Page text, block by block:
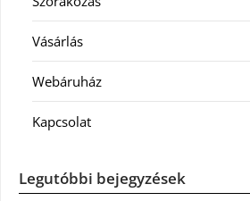
Vásárlás
Webáruház
Kapcsolat
Legutóbbi bejegyzések